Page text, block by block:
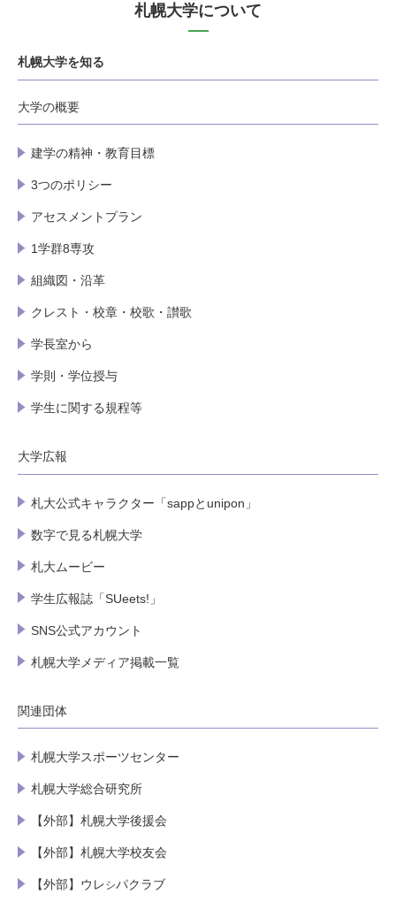
札幌大学について
札幌大学を知る
大学の概要
建学の精神・教育目標
3つのポリシー
アセスメントプラン
1学群8専攻
組織図・沿革
クレスト・校章・校歌・讃歌
学長室から
学則・学位授与
学生に関する規程等
大学広報
札大公式キャラクター「sappとunipon」
数字で見る札幌大学
札大ムービー
学生広報誌「SUeets!」
SNS公式アカウント
札幌大学メディア掲載一覧
関連団体
札幌大学スポーツセンター
札幌大学総合研究所
【外部】札幌大学後援会
【外部】札幌大学校友会
【外部】ウレ シパクラブ